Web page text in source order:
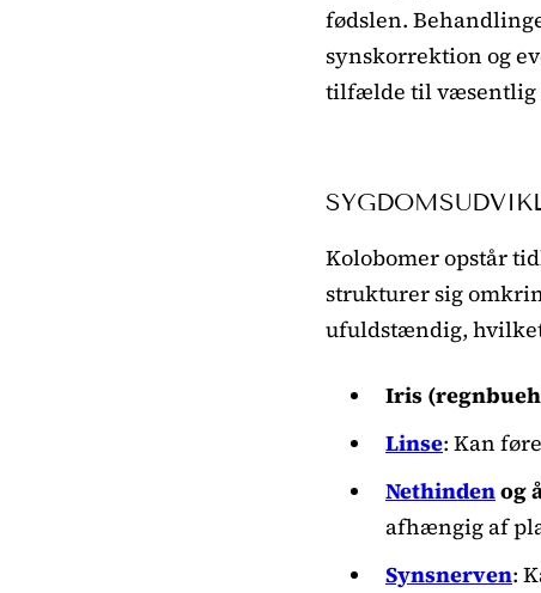
fødslen.
synskorrektion og
tilfælde til væsentlig
Kolobomer opstår
strukturer sig
ufuldstændig,
Iris
Linse: Kan
Nethindenog
afhængig af
Synsnerven: